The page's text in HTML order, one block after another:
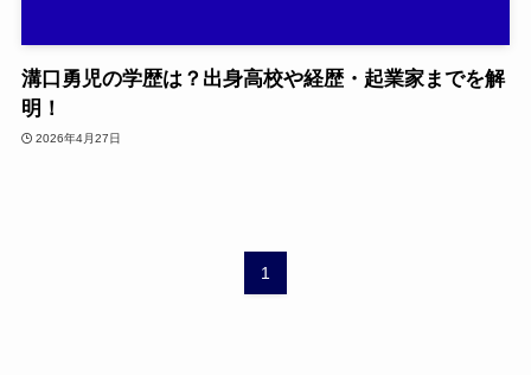
溝口勇児の学歴は？出身高校や経歴・起業家までを解
明！
2026年4月27日
1